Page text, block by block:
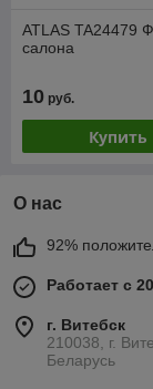
ATLAS TA24479
салона
10 руб.
Купить
О нас
92%
Работает с
г. Витебск
210038, г.
Беларусь